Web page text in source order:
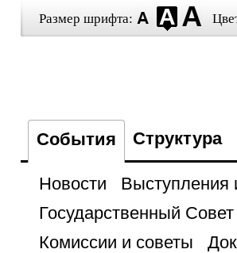
Размер шрифта:
События Структура
Новости
Выступления
Государственный Совет
Комиссии и советы